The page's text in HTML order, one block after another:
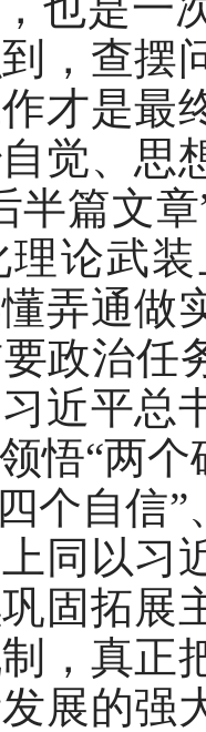
，查摆
才是最
觉、思
半篇文
论武
弄通做
政治任
近平总
悟“两
个自信
上同以
固拓展
，真正
展的强